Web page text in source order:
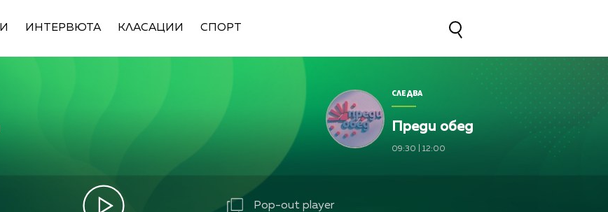
ИНТЕРВЮТА КЛАСАЦИИ СПОРТ
СЛЕДВА
Преди обед
09:30 12:00
Pop-out player